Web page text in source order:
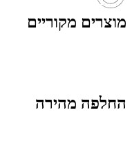
מוצרים מקוריים
החלפה מהירה